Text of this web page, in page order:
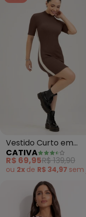
Vestido Curto em
Canelado (Marrom
Escuro)
CATIVA
R$ 69,95R$ 139,90
ou 2x de R$ 34,97 sem